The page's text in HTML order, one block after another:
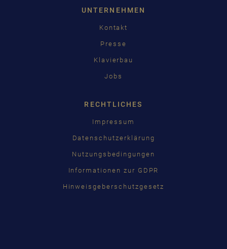
UNTERNEHMEN
Kontakt
Presse
Klavierbau
Jobs
RECHTLICHES
Impressum
Datenschutzerklärung
Nutzungsbedingungen
Informationen zur GDPR
Hinweisgeberschutzgesetz